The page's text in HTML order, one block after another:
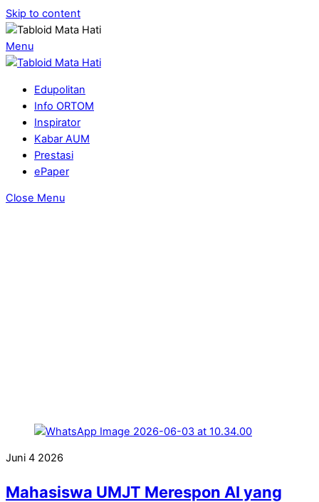
Skip to content
Menu
Edupolitan
Info ORTOM
Inspirator
Kabar AUM
Prestasi
ePaper
Close Menu
Juni 4 2026
Mahasiswa UMJT Merespon AI yang